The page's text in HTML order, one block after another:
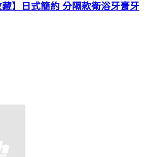
藏】日式簡約 分隔款衛浴牙膏牙